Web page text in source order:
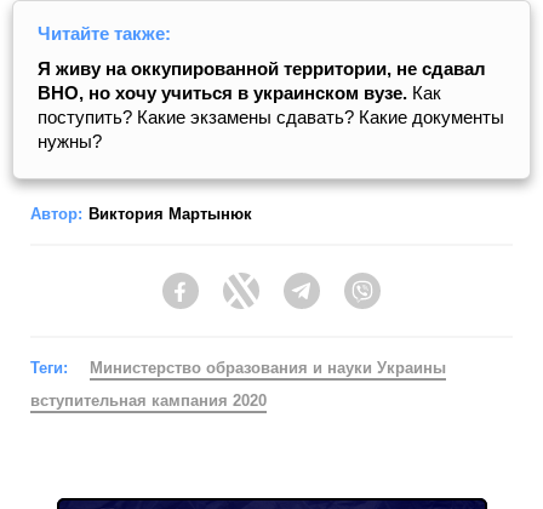
Читайте также:
Я живу на оккупированной территории, не сдавал
ВНО, но хочу учиться в украинском вузе. Как
поступить? Какие экзамены сдавать? Какие документы
нужны?
Автор: Виктория Мартынюк
FacebookTwitter Telegram
Теги:
Министерство образования и науки Украины
вступительная кампания 2020